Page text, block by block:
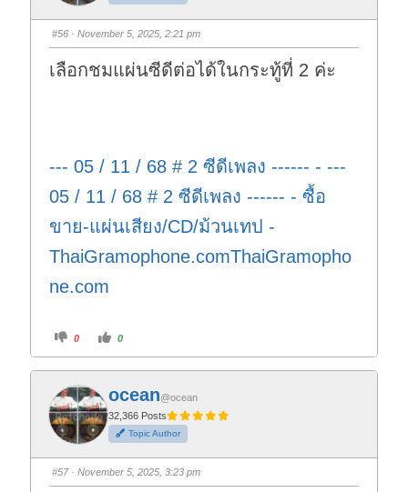
m
d
o
n
.
m
u
p
#56 · November 5, 2025, 2:21 pm
เลือกชมแผ่นซีดีต่อได้ในกระทู้ที่ 2 ค่ะ
--- 05 / 11 / 68 # 2 ซีดีเพลง ------ - ---
05 / 11 / 68 # 2 ซีดีเพลง ------ - ซื้อ
ขาย-แผ่นเสียง/CD/ม้วนเทป -
ThaiGramophone.comThaiGramopho
ne.com
C
i
k
f
o
r
t
h
u
m
d
o
0
C
i
k
o
r
t
h
u
m
u
p
0
ocean@ocean
32,366 Posts
Topic Author
#57· November 5, 2025, 3:23 pm